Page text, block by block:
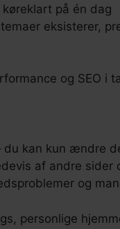
på én dag
eksisterer,
og SEO i
kan kun ændre
af andre sider
og
personlige